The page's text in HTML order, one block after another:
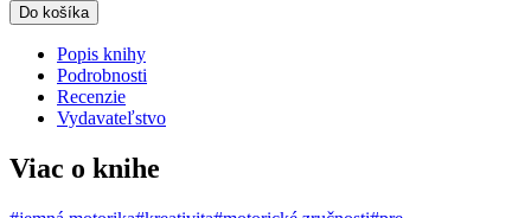
Do košíka
Popis knihy
Podrobnosti
Recenzie
Vydavateľstvo
Viac o knihe